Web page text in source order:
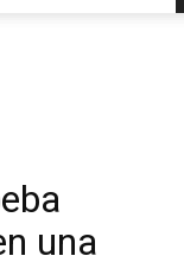
una